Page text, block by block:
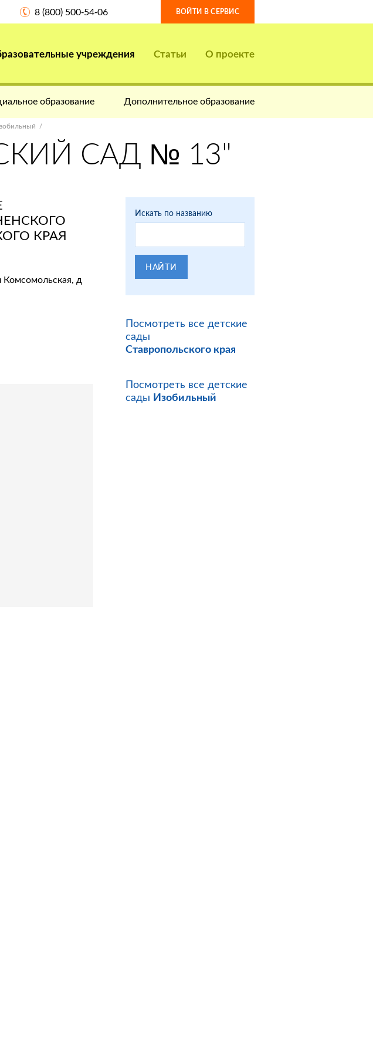
8 (800) 500-54-06 ВОЙТИ В СЕРВИС
учреждения Статьи О проекте
образование Дополнительное образование
САД № 13"
КРАЯ
Комсомольская, д
Искать по названию
НАЙТИ
Посмотреть все детские
сады
Ставропольского края
Посмотреть все детские
сады Изобильный